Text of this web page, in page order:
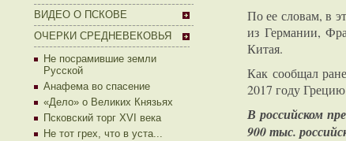
ВИДЕО О ПСКОВЕ
ОЧЕРКИ СРЕДНЕВЕКОВЬЯ
Не посрамившие земли
Русской
Анафема во спасение
«Дело» о Великих Князьях
Псковский торг XVI века
Не тот грех, что в уста...
По ее словам, в
из Германии,
Китая.
Как сообщал
2017 году
В российском
900 тыс.